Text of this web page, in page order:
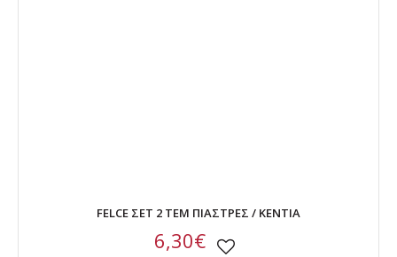
FELCE ΣΕΤ 2 ΤΕΜ ΠΙΑΣΤΡΕΣ / KENTIA
6,30€